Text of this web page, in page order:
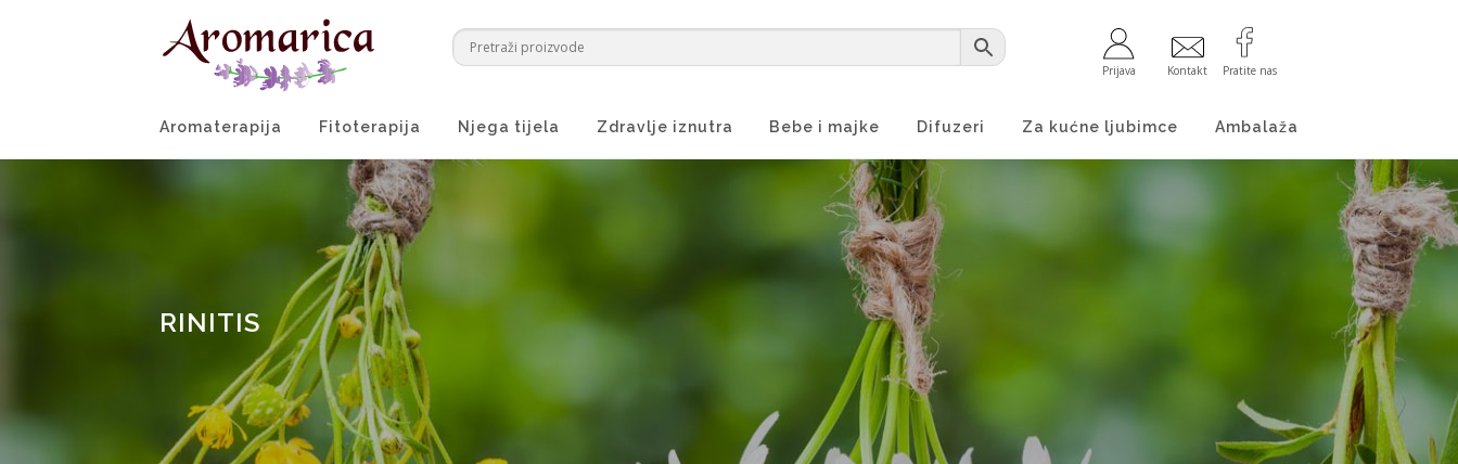
Prijava Kontakt Pratite nas
Aromaterapija Fitoterapija Njega tijela Zdravlje iznutra Bebe i majke Difuzeri Za kućne ljubimce Ambalaža
RINITIS